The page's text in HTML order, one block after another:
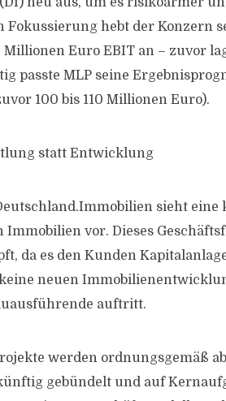
Fokussierung hebt der Konzern
Millionen Euro EBIT an – zuvor
passte MLP seine
100 bis 110 Millionen Euro).
statt Entwicklung
sieht eine
vor. Dieses
da es den Kunden
neuen
auftritt.
werden ordnungsgemäß
gebündelt und auf